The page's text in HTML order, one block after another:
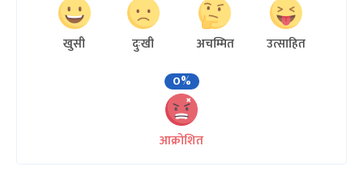
खुसी दुःखी अचम्मित
उत्साहित
0%
आक्रोशित